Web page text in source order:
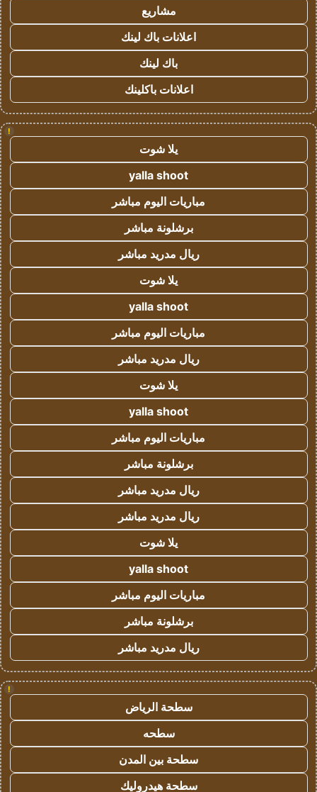
مشاريع
اعلانات باك لينك
باك لينك
اعلانات باكلينك
!
يلا شوت
yalla shoot
مباريات اليوم مباشر
برشلونة مباشر
ريال مدريد مباشر
يلا شوت
yalla shoot
مباريات اليوم مباشر
ريال مدريد مباشر
يلا شوت
yalla shoot
مباريات اليوم مباشر
برشلونة مباشر
ريال مدريد مباشر
ريال مدريد مباشر
يلا شوت
yalla shoot
مباريات اليوم مباشر
برشلونة مباشر
ريال مدريد مباشر
!
سطحة الرياض
سطحه
سطحة بين المدن
سطحة هيدروليك